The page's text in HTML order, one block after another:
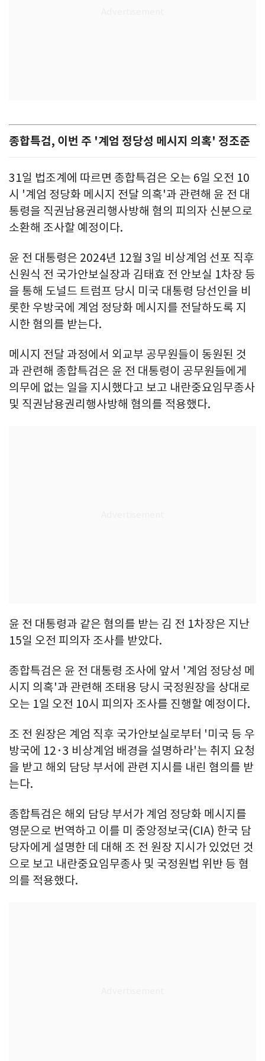
종합특검, 이번 주 '계엄 정당성 메시지 의혹' 정조준
31일 법조계에 따르면 종합특검은 오는 6일 오전 10
시 '계엄 정당화 메시지 전달 의혹'과 관련해 윤 전 대
통령을 직권남용권리행사방해 혐의 피의자 신분으로
소환해 조사할 예정이다.
윤 전 대통령은 2024년 12월 3일 비상계엄 선포 직후
신원식 전 국가안보실장과 김태효 전 안보실 1차장 등
을 통해 도널드 트럼프 당시 미국 대통령 당선인을 비
롯한 우방국에 계엄 정당화 메시지를 전달하도록 지
시한 혐의를 받는다.
메시지 전달 과정에서 외교부 공무원들이 동원된 것
과 관련해 종합특검은 윤 전 대통령이 공무원들에게
의무에 없는 일을 지시했다고 보고 내란중요임무종사
및 직권남용권리행사방해 혐의를 적용했다.
윤 전 대통령과 같은 혐의를 받는 김 전 1차장은 지난
15일 오전 피의자 조사를 받았다.
종합특검은 윤 전 대통령 조사에 앞서 '계엄 정당성 메
시지 의혹'과 관련해 조태용 당시 국정원장을 상대로
오는 1일 오전 10시 피의자 조사를 진행할 예정이다.
조 전 원장은 계엄 직후 국가안보실로부터 '미국 등 우
방국에 12·3 비상계엄 배경을 설명하라'는 취지 요청
을 받고 해외 담당 부서에 관련 지시를 내린 혐의를 받
는다.
종합특검은 해외 담당 부서가 계엄 정당화 메시지를
영문으로 번역하고 이를 미 중앙정보국(CIA) 한국 담
당자에게 설명한 데 대해 조 전 원장 지시가 있었던 것
으로 보고 내란중요임무종사 및 국정원법 위반 등 혐
의를 적용했다.